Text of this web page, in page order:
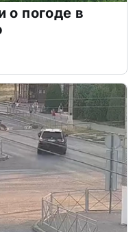
о погоде в